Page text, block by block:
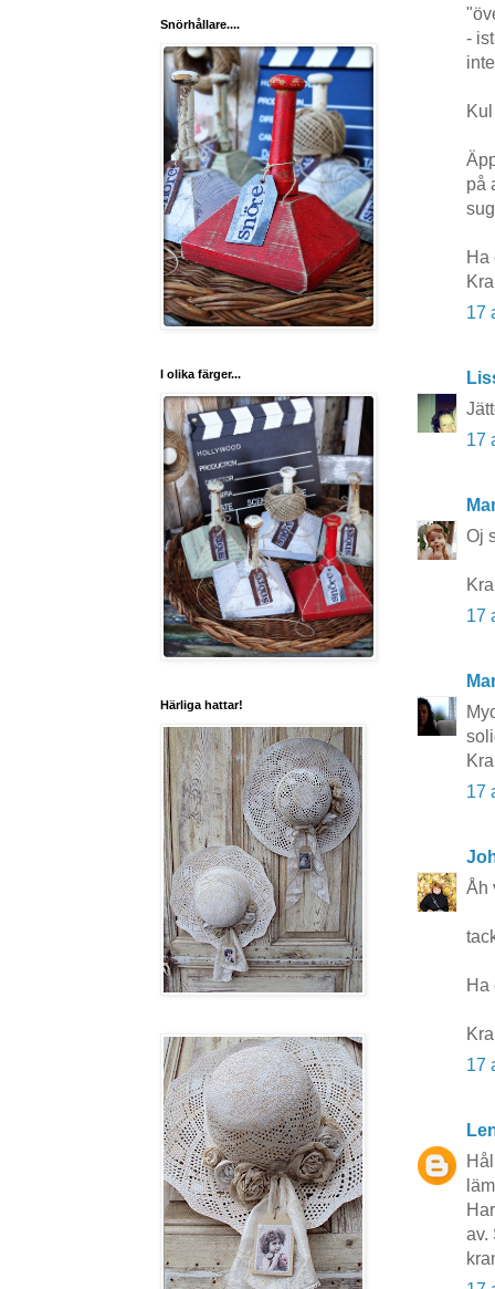
-
på
Ha
17
17
Oj
17
17
Åh
Ha
17
av.
Snörhållare....
I olika färger...
Härliga hattar!